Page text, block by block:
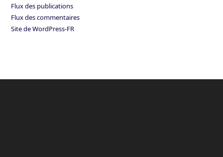
Flux des publications
Flux des commentaires
Site de WordPress-FR